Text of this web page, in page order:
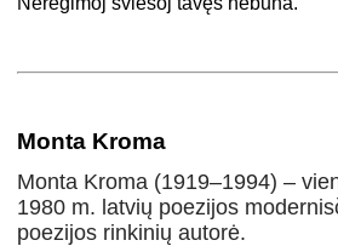
Monta Kroma
Monta Kroma (1919–1994) –
1980 m. latvių poezijos
poezijos rinkinių autorė.